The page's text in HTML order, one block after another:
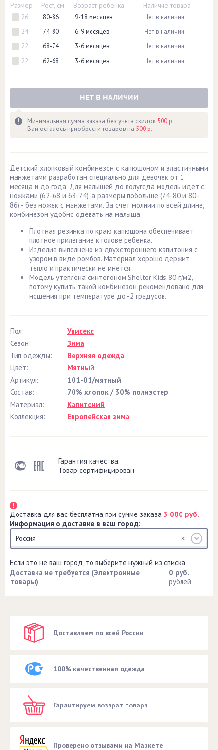
Размер Рост, см Возраст ребенка Наличие товара
26 80-86 9-18 месяцев
Нет в наличии
24
74-80 6-9 месяцев
Нет в наличии
22
68-74 3-6 месяцев
Нет в наличии
22
62-68 3-6 месяцев Нет в наличии
НЕТ В НАЛИЧИИ
Минимальная сумма заказа без учета скидок 500 р.
Вам осталось приобрести товаров на 500 р.
Детский хлопковый комбинезон с капюшоном и эластичными
манжетами разработан специально для девочек от 1
месяца и до года. Для малышей до полугода модель идет с
ножками (62-68 и 68-74), а размеры побольше (74-80 и 80-
86) - без ножек с манжетами. За счет молнии по всей длине,
комбинезон удобно одевать на малыша.
Плотная резинка по краю капюшона обеспечивает
плотное прилегание к голове ребенка.
Изделие выполнено из двухстороннего капитония с
узором в виде ромбов. Материал хорошо держит
тепло и практически не мнется.
Модель утеплена синтепоном Shelter Kids 80 г/м2,
потому купить такой комбинезон рекомендовано для
ношения при температуре до -2 градусов.
Пол:
Унисекс
Сезон:
Зима
Тип одежды:
Верхняя одежда
Цвет:
Мятный
Артикул:
101-01/мятный
Состав:
70% хлопок / 30% полиэстер
Материал:
Капитоний
Коллекция:
Европейская зима
Гарантия качества.
Товар сертифицирован
Доставка для вас бесплатна при сумме заказа 3 000 руб.
Информация о доставке в ваш город:
Россия
Если это не ваш город, то выберите нужный из списка
Доставка не требуется (Электронные
товары)
0 руб.
рублей
Доставляем по всей России
100% качественная одежда
Гарантируем возврат товара
Проверено отзывами на Маркете